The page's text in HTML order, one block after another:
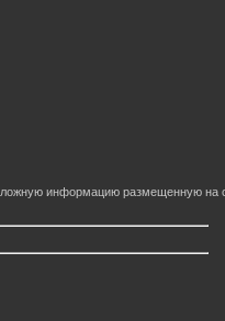
ложную информацию размещенную на